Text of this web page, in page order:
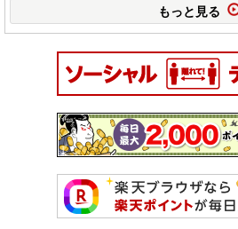
もっと見る